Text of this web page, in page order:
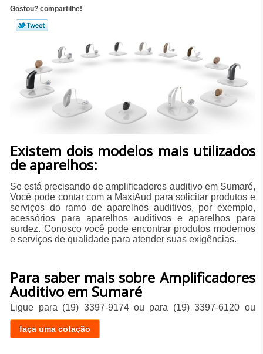
Gostou? compartilhe!
Existem dois modelos mais utilizados
de aparelhos:
Se está precisando de amplificadores auditivo em Sumaré,
Você pode contar com a MaxiAud para solicitar produtos e
serviços do ramo de aparelhos auditivos, por exemplo,
acessórios para aparelhos auditivos e aparelhos para
surdez. Conosco você pode encontrar produtos modernos
e serviços de qualidade para atender suas exigências.
Para saber mais sobre Amplificadores
Auditivo em Sumaré
Ligue para (19) 3397-9174ou para (19) 3397-6120 ou
faça uma cotação